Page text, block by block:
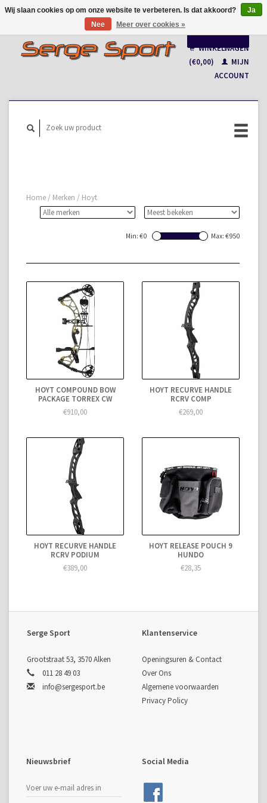
Français
WINKELWAGEN
(€0,00)
MIJN
ACCOUNT
Home / Merken / Hoyt
Min: €0 Max: €950
HOYT COMPOUND BOW
PACKAGE TORREX CW
€910,00
HOYT RECURVE HANDLE
RCRV COMP
€269,00
HOYT RECURVE HANDLE
RCRV PODIUM
€389,00
HOYT RELEASE POUCH 9
HUNDO
€28,35
Serge Sport
Grootstraat 53, 3570 Alken
011 28 49 03
info@sergesport.be
Klantenservice
Openingsuren & Contact
Over Ons
Algemene voorwaarden
Privacy Policy
Nieuwsbrief Social Media
Wij slaan cookies op om onze website te verbeteren. Is dat akkoord?
Ja
Nee
Meer over cookies »